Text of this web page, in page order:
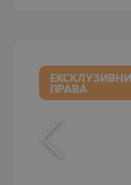
ЕКСКЛУЗИВНИ
ПРАВА